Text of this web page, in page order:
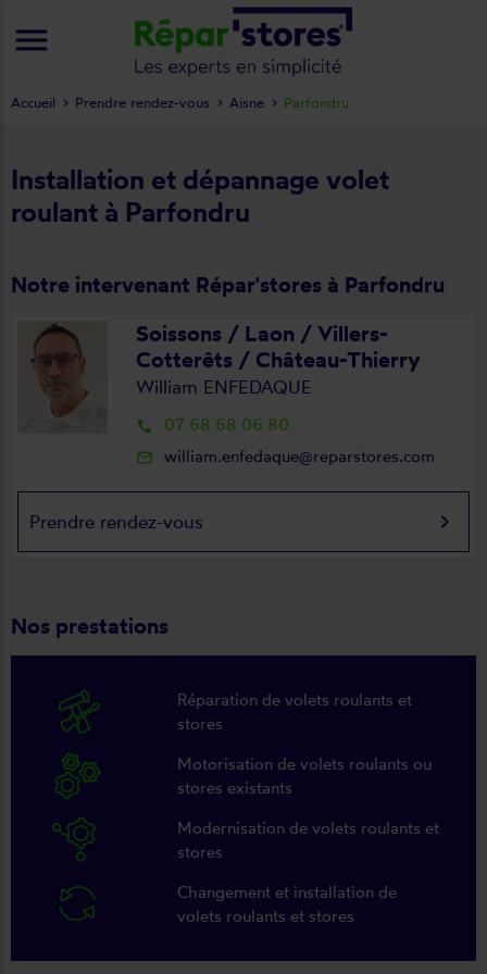
Installation et dépannage volet
roulant à Parfondru
Notre intervenant Répar'stores à Parfondru
Soissons / Laon / Villers-
Cotterêts / Château-Thierry
William ENFEDAQUE
local_phone 07 68 68 06 80
mail_outline william.enfedaque@reparstores.com
Prendre rendez-vous keyboard_arrow_right
Nos prestations
Réparation de volets roulants et
stores
Motorisation de volets roulants ou
stores existants
Modernisation de volets roulants et
stores
Changement et installation de
volets roulants et stores
Accueil Prendre rendez-vous Aisne Parfondru
menu